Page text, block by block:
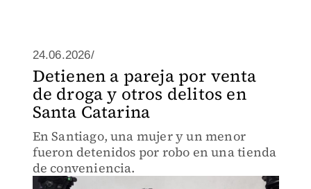
24.06.2026/
Detienen a pareja por venta
de droga y otros delitos en
Santa Catarina
En Santiago, una mujer y un menor
fueron detenidos por robo en una tienda
de conveniencia.